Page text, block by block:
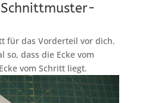
für das Vorderteil vor dich.
so, dass die Ecke vom
vom Schritt liegt.